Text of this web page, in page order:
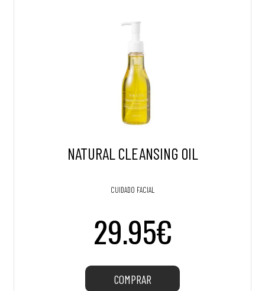
NATURAL CLEANSING OIL
CUIDADO FACIAL
29.95€
COMPRAR